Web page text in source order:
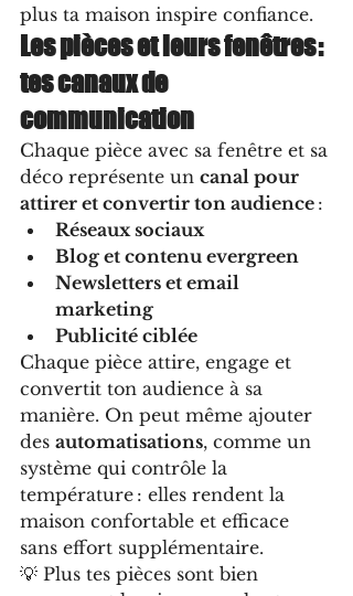
plus ta maison inspire confiance.
Les pièces et leurs fenêtres :
tes canaux de
communication
Chaque pièce avec sa fenêtre et sa
déco représente un canal pour
attirer et convertir ton audience :
Réseaux sociaux
Blog et contenu evergreen
Newsletters et email
marketing
Publicité ciblée
Chaque pièce attire, engage et
convertit ton audience à sa
manière. On peut même ajouter
des automatisations, comme un
système qui contrôle la
température : elles rendent la
maison confortable et efficace
sans effort supplémentaire.
💡 Plus tes pièces sont bien